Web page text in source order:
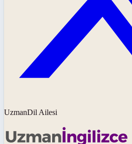
UzmanDil Ailesi